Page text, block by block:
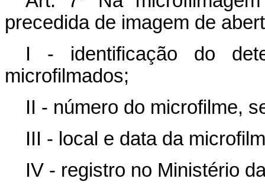
precedida de imagem de
I - identificação do
microfilmados;
II - número do microfilme,
III - local e data da
IV - registro no Ministério